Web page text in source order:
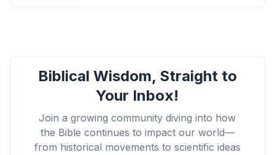
Biblical Wisdom, Straight to
Your Inbox!
Join a growing community diving into how
the Bible continues to impact our world—
from historical movements to scientific ideas